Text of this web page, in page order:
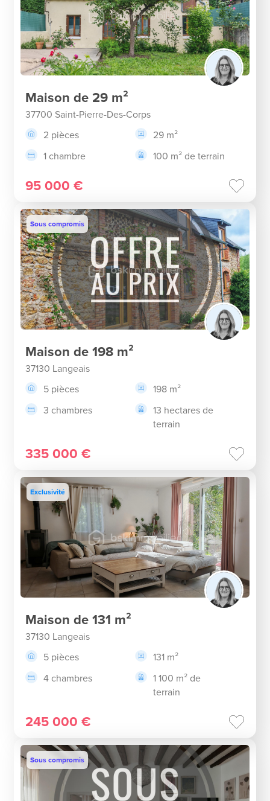
Maison de 29 m²
37700 Saint-Pierre-Des-Corps
2 pièces
29 m²
1 chambre
100 m² de terrain
95 000 €
Sous compromis
Maison de 198 m²
37130 Langeais
5 pièces
198 m²
3 chambres
13 hectares de
terrain
335 000 €
Exclusivité
Maison de 131 m²
37130 Langeais
5 pièces
131 m²
4 chambres
1 100 m² de
terrain
245 000 €
Sous compromis